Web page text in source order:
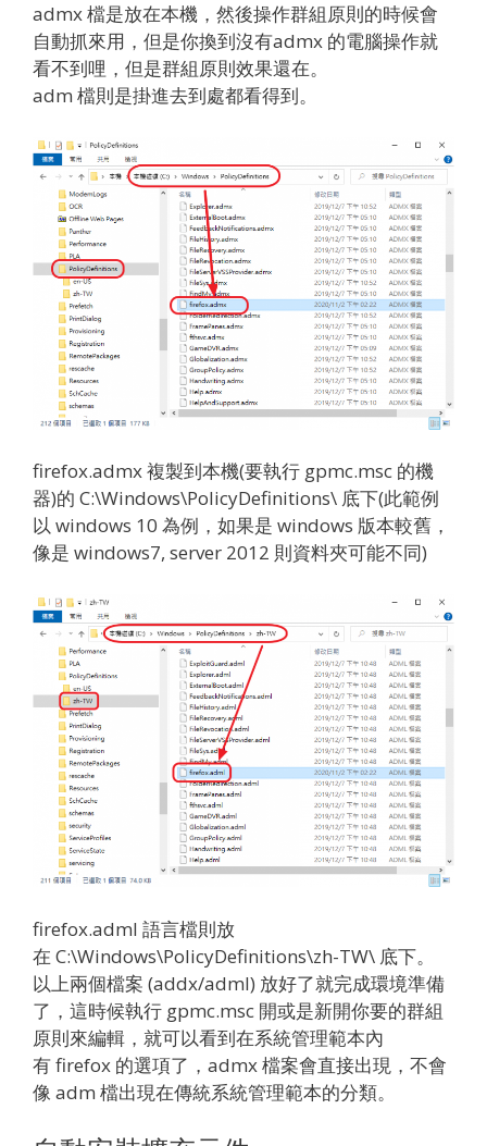
admx 檔是放在本機，然後操作群組原則的時候會
自動抓來用，但是你換到沒有admx 的電腦操作就
看不到哩，但是群組原則效果還在。
adm 檔則是掛進去到處都看得到。
firefox.admx 複製到本機(要執行 gpmc.msc 的機
器)的 C:\Windows\PolicyDefinitions\ 底下(此範例
以 windows 10 為例，如果是 windows 版本較舊，
像是 windows7, server 2012 則資料夾可能不同)
firefox.adml 語言檔則放
在 C:\Windows\PolicyDefinitions\zh-TW\ 底下。
以上兩個檔案 (addx/adml) 放好了就完成環境準備
了，這時候執行 gpmc.msc 開或是新開你要的群組
原則來編輯，就可以看到在系統管理範本內
有 firefox 的選項了，admx 檔案會直接出現，不會
像 adm 檔出現在傳統系統管理範本的分類。